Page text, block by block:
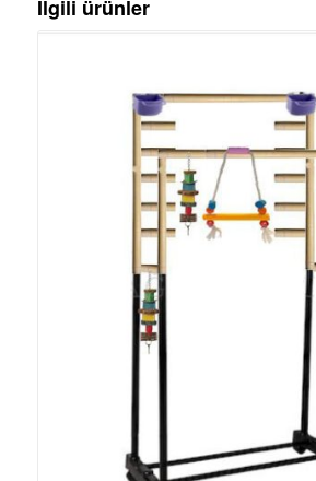
İlgili ürünler